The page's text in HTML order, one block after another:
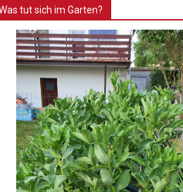
tut sich im Garten?